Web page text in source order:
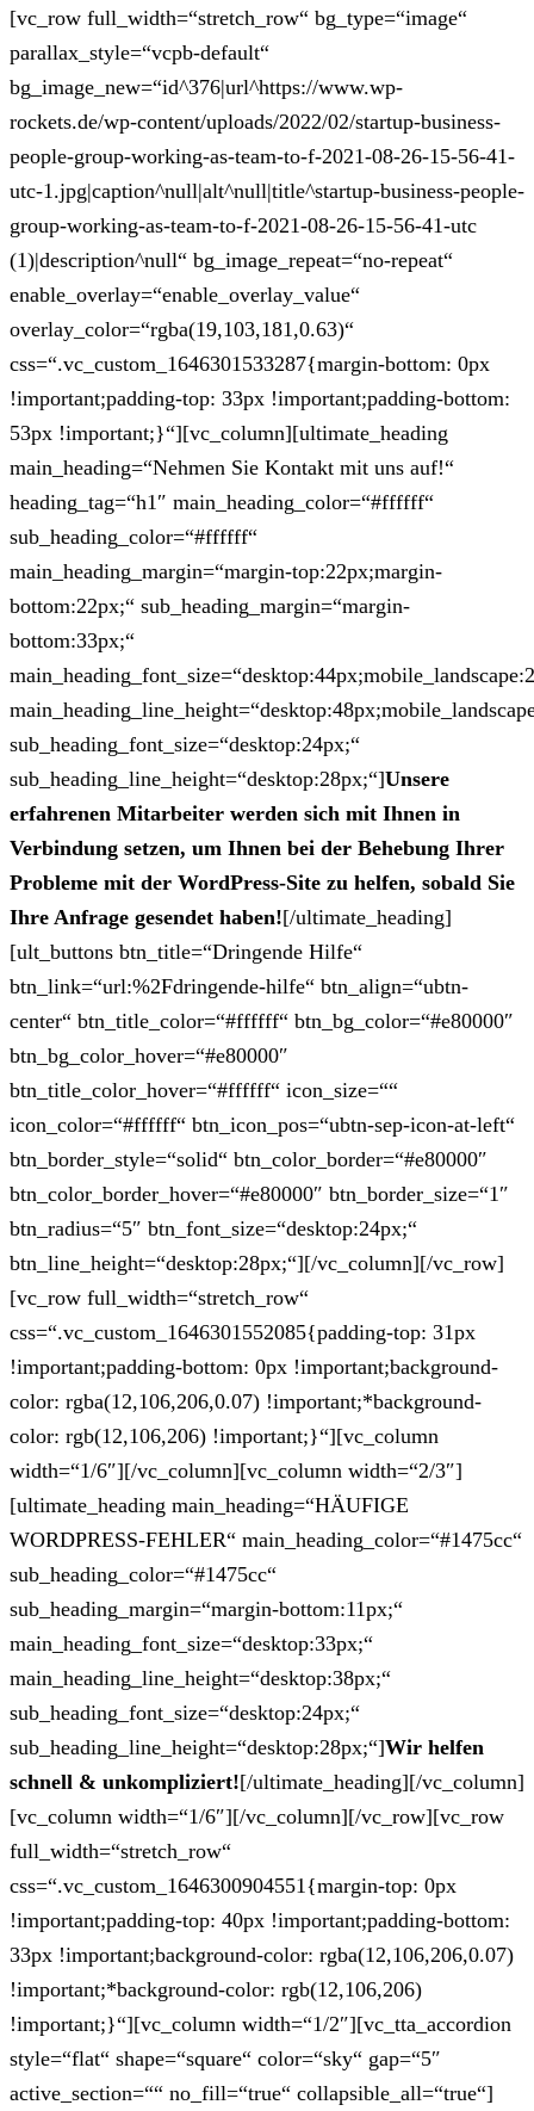
[vc_row full_width=“stretch_row“ bg_type=“image“
parallax_style=“vcpb-default“
bg_image_new=“id^376|url^https://www.wp-
rockets.de/wp-content/uploads/2022/02/startup-business-
people-group-working-as-team-to-f-2021-08-26-15-56-41-
utc-1.jpg|caption^null|alt^null|title^startup-business-people-
group-working-as-team-to-f-2021-08-26-15-56-41-utc
(1)|description^null“ bg_image_repeat=“no-repeat“
enable_overlay=“enable_overlay_value“
overlay_color=“rgba(19,103,181,0.63)“
css=“.vc_custom_1646301533287{margin-bottom: 0px
!important;padding-top: 33px !important;padding-bottom:
53px !important;}“][vc_column][ultimate_heading
main_heading=“Nehmen Sie Kontakt mit uns auf!“
heading_tag=“h1″ main_heading_color=“#ffffff“
sub_heading_color=“#ffffff“
main_heading_margin=“margin-top:22px;margin-
bottom:22px;“ sub_heading_margin=“margin-
bottom:33px;“
sub_heading_font_size=“desktop:24px;“
sub_heading_line_height=“desktop:28px;“]Unsere
erfahrenen Mitarbeiter werden sich mit Ihnen in
Verbindung setzen, um Ihnen bei der Behebung Ihrer
Probleme mit der WordPress-Site zu helfen, sobald Sie
Ihre Anfrage gesendet haben![/ultimate_heading]
[ult_buttons btn_title=“Dringende Hilfe“
btn_link=“url:%2Fdringende-hilfe“ btn_align=“ubtn-
center“ btn_title_color=“#ffffff“ btn_bg_color=“#e80000″
btn_bg_color_hover=“#e80000″
btn_title_color_hover=“#ffffff“ icon_size=““
icon_color=“#ffffff“ btn_icon_pos=“ubtn-sep-icon-at-left“
btn_border_style=“solid“ btn_color_border=“#e80000″
btn_color_border_hover=“#e80000″ btn_border_size=“1″
btn_radius=“5″ btn_font_size=“desktop:24px;“
btn_line_height=“desktop:28px;“][/vc_column][/vc_row]
[vc_row full_width=“stretch_row“
css=“.vc_custom_1646301552085{padding-top: 31px
!important;padding-bottom: 0px !important;background-
color: rgba(12,106,206,0.07) !important;*background-
color: rgb(12,106,206) !important;}“][vc_column
width=“1/6″][/vc_column][vc_column width=“2/3″]
[ultimate_heading main_heading=“HÄUFIGE
WORDPRESS-FEHLER“ main_heading_color=“#1475cc“
sub_heading_color=“#1475cc“
sub_heading_margin=“margin-bottom:11px;“
main_heading_font_size=“desktop:33px;“
main_heading_line_height=“desktop:38px;“
sub_heading_font_size=“desktop:24px;“
sub_heading_line_height=“desktop:28px;“]Wir helfen
schnell & unkompliziert![/ultimate_heading][/vc_column]
[vc_column width=“1/6″][/vc_column][/vc_row][vc_row
full_width=“stretch_row“
css=“.vc_custom_1646300904551{margin-top: 0px
!important;padding-top: 40px !important;padding-bottom:
33px !important;background-color: rgba(12,106,206,0.07)
!important;*background-color: rgb(12,106,206)
!important;}“][vc_column width=“1/2″][vc_tta_accordion
style=“flat“ shape=“square“ color=“sky“ gap=“5″
active_section=““ no_fill=“true“ collapsible_all=“true“]